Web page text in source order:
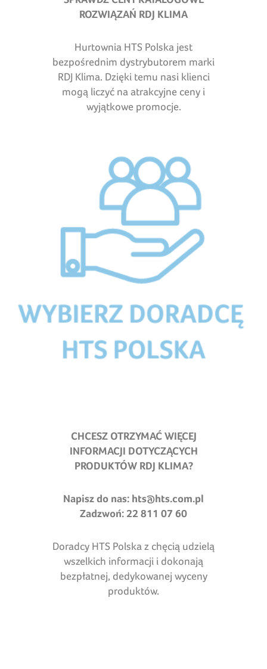
ROZWIĄZAŃ RDJ KLIMA
Hurtownia HTS Polska jest
bezpośrednim dystrybutorem marki
RDJ Klima. Dzięki temu nasi klienci
mogą liczyć na atrakcyjne ceny i
wyjątkowe promocje.
CHCESZ OTRZYMAĆ WIĘCEJ
INFORMACJI DOTYCZĄCYCH
PRODUKTÓW RDJ KLIMA?
Napisz do nas: hts@hts.com.pl
Zadzwoń: 22 811 07 60
Doradcy HTS Polska z chęcią udzielą
wszelkich informacji i dokonają
bezpłatnej, dedykowanej wyceny
produktów.